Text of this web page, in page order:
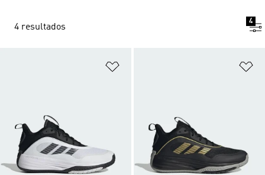
4 resultados
4